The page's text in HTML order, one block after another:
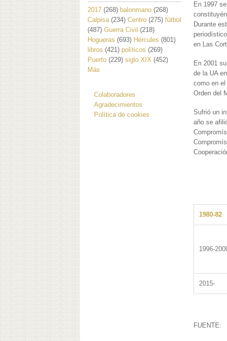
En 1997
Durante
en Las
En 2001
de la UA
como en
Orden del
Sufrió un
año se
1980-82
1996-
2015-
FUENTE:
2017 (268) balonmano (268)
Calpisa (234) Centro (275) fútbol
(487) Guerra Civil (218)
Hogueras (693) Hércules (801)
libros (421) políticos (269)
Puerto (229) siglo XIX (452)
Más
Colaboradores
Agradecimientos
Política de cookies